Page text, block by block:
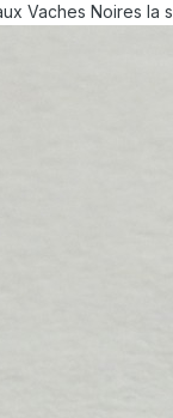
Vaches Noires